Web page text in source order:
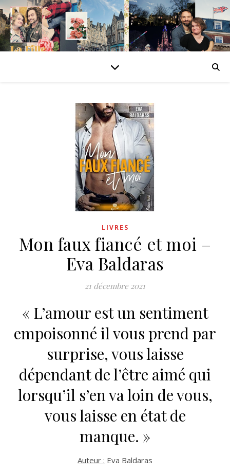
LIVRES
Mon faux fiancé et moi –
Eva Baldaras
21 décembre 2021
« L’amour est un sentiment
empoisonné il vous prend par
surprise, vous laisse
dépendant de l’être aimé qui
lorsqu’il s’en va loin de vous,
vous laisse en état de
manque. »
Auteur : Eva Baldaras